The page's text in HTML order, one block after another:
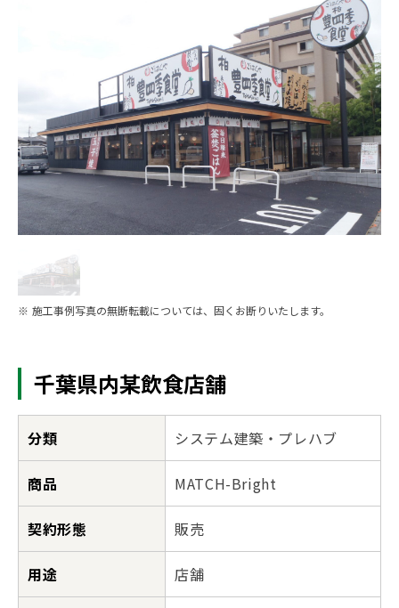
※ 施工事例写真の無断転載については、固くお断りいたします。
千葉県内某飲食店舗
分類 システム建築・プレハブ
商品 MATCH-Bright
契約形態 販売
用途 店舗